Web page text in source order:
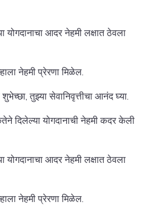
योगदानाचा आदर नेहमी लक्षात ठेवला
नेहमी प्रेरणा मिळेल.
तुझ्या सेवानिवृत्तीचा आनंद घ्या.
दिलेल्या योगदानाची नेहमी कदर केली
योगदानाचा आदर नेहमी लक्षात ठेवला
नेहमी प्रेरणा मिळेल.